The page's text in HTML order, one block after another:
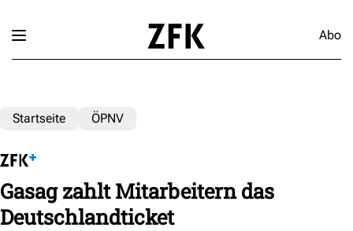
Abo
Startseite ÖPNV
Gasag zahlt Mitarbeitern das
Deutschlandticket